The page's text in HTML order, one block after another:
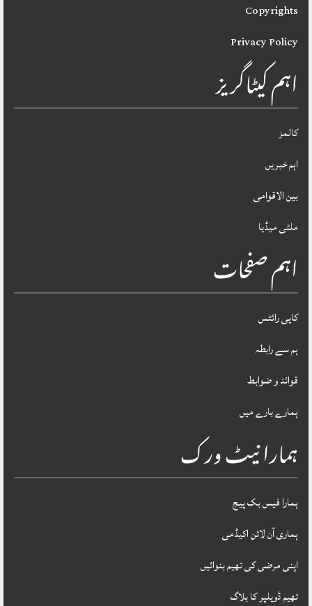
Copyrights
Privacy Policy
اہم کیٹاگریز
کالمز
اہم خبریں
بین الاقوامی
ملٹی میڈیا
اہم صفحات
کاپی رائٹس
ہم سے رابطہ
قوائد و ضوابط
ہمارے بارے میں
ہمارا نیٹ ورک
ہمارا فیس بک پیج
ہماری آن لائن اکیڈمی
اپنی مرضی کی تھیم بنوائیں
تھیم ڈویلپر کا بلاگ